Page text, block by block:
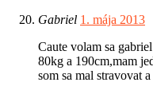
Gabriel 1. mája 2013
Caute volam sa
80kg a 190cm,mam
som sa mal stravovat